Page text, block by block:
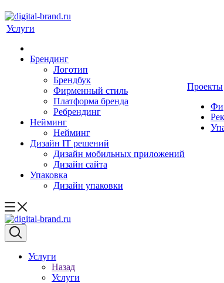
Услуги
Брендинг
Логотип
Брендбук
Фирменный стиль
Платформа бренда
Ребрендинг
Нейминг
Нейминг
Дизайн IT решений
Дизайн мобильных приложений
Дизайн сайта
Упаковка
Дизайн упаковки
Проекты
Услуги
Назад
Услуги